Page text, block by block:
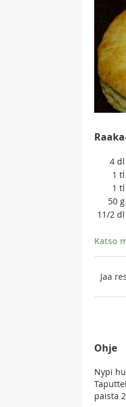
4 dl
1 tl
1 tl
50 g
11/2 dl
Katso
Jaa
Ohje
Nypi
paista